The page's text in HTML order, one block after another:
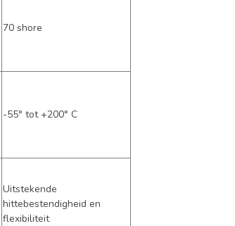
70 shore
-55° tot +200° C
Uitstekende
hittebestendigheid en
flexibiliteit